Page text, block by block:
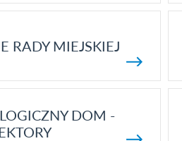
RADY MIEJSKIEJ
DOM -